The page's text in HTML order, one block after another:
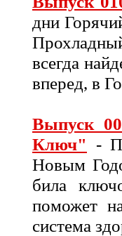
дни
всегда
вперед, в
Выпуск
Ключ"
-
Новым
била
поможет
система